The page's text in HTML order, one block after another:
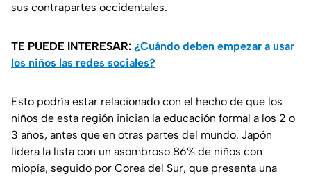
sus contrapartes occidentales.
TE PUEDE INTERESAR: ¿Cuándo deben empezar a usar
los niños las redes sociales?
Esto podría estar relacionado con el hecho de que los
niños de esta región inician la educación formal a los 2 o
3 años, antes que en otras partes del mundo. Japón
lidera la lista con un asombroso 86% de niños con
miopía, seguido por Corea del Sur, que presenta una